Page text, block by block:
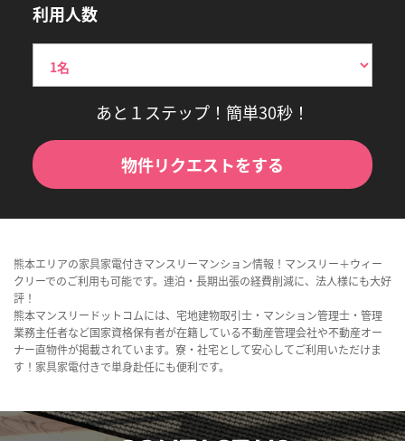
利用人数
あと１ステップ！簡単30秒！
物件リクエストをする
熊本エリアの家具家電付きマンスリーマンション情報！マンスリー＋ウィー
クリーでのご利用も可能です。連泊・長期出張の経費削減に、法人様にも大好
評！
熊本マンスリードットコムには、宅地建物取引士・マンション管理士・管理
業務主任者など国家資格保有者が在籍している不動産管理会社や不動産オー
ナー直物件が掲載されています。寮・社宅として安心してご利用いただけま
す！家具家電付きで単身赴任にも便利です。